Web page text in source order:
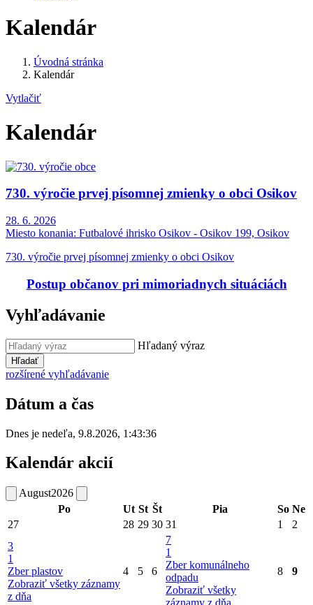
Kalendár
Úvodná stránka
Kalendár
Vytlačiť
Kalendár
730. výročie prvej písomnej zmienky o obci Osikov
28. 6. 2026
Miesto konania: Futbalové ihrisko Osikov - Osikov 199, Osikov
730. výročie prvej písomnej zmienky o obci Osikov
Postup občanov pri mimoriadnych situáciách
Vyhľadávanie
Hľadaný výraz
Hľadať
rozšírené vyhľadávanie
Dátum a čas
Dnes je nedeľa, 9.8.2026, 1:43:36
Kalendár akcií
August2026
Po
Ut St Št Pia So Ne
27
28 29 30 31 1
2
3
1
Zber plastov
Zobraziť všetky záznamy
z dňa
4 5 6
7
1
Zber komunálneho
odpadu
Zobraziť všetky
8 9